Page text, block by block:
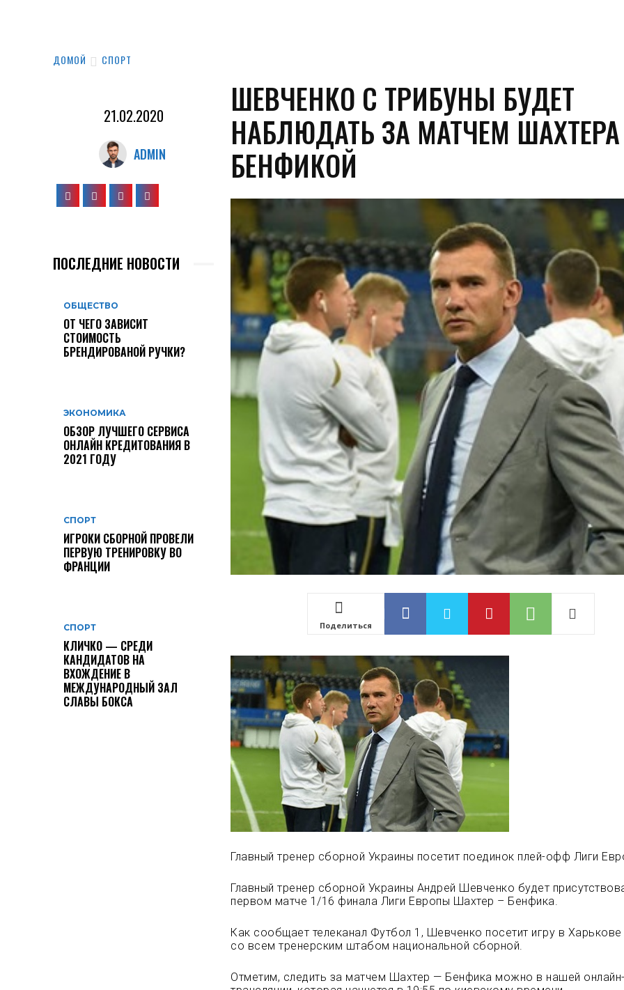
ДОМОЙ СПОРТ
21.02.2020
ADMIN
ПОСЛЕДНИЕ НОВОСТИ
ОБЩЕСТВО
ОТ ЧЕГО ЗАВИСИТ
СТОИМОСТЬ
БРЕНДИРОВАНОЙ РУЧКИ?
ЭКОНОМИКА
ОБЗОР ЛУЧШЕГО СЕРВИСА
ОНЛАЙН КРЕДИТОВАНИЯ В
2021 ГОДУ
СПОРТ
ИГРОКИ СБОРНОЙ ПРОВЕЛИ
ПЕРВУЮ ТРЕНИРОВКУ ВО
ФРАНЦИИ
СПОРТ
КЛИЧКО — СРЕДИ
КАНДИДАТОВ НА
ВХОЖДЕНИЕ В
МЕЖДУНАРОДНЫЙ ЗАЛ
СЛАВЫ БОКСА
ШЕВЧЕНКО С ТРИБУНЫ БУДЕТ
НАБЛЮДАТЬ ЗА МАТЧЕМ
БЕНФИКОЙ
Поделиться
Главный тренер сборной Украины посетит поединок плей-офф Лиги
Главный тренер сборной Украины Андрей Шевченко будет
первом матче 1/16 финала Лиги Европы Шахтер – Бенфика.
Как сообщает телеканал Футбол 1, Шевченко посетит игру в
со всем тренерским штабом национальной сборной.
Отметим, следить за матчем Шахтер — Бенфика можно в нашей